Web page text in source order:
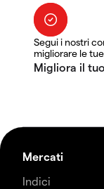
Segui i nostri
migliorare le
Mercati
Indici